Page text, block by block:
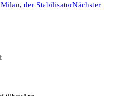
der StabilisatorNächster